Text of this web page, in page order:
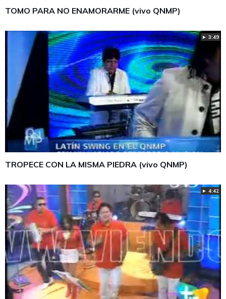
TOMO PARA NO ENAMORARME (vivo QNMP)
► 3:49
TROPECE CON LA MISMA PIEDRA (vivo QNMP)
► 4:42